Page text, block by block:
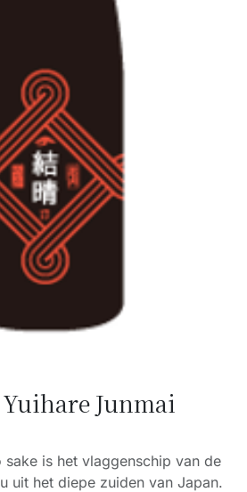
Junmai
sake is het vlaggenschip van de
uit het diepe zuiden van Japan.